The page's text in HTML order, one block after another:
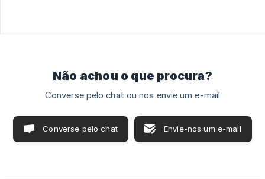
Não achou o que procura?
Converse pelo chat ou nos envie um e-mail
Converse pelo chat Envie-nos um e-mail